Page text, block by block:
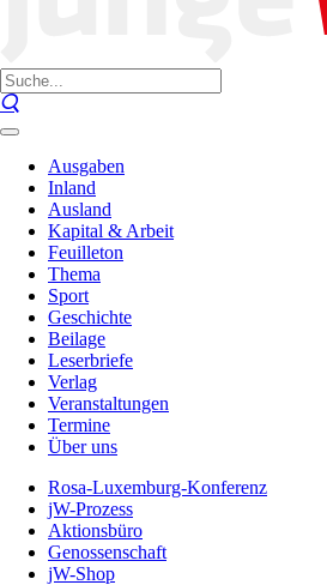
Ausgaben
Inland
Ausland
Kapital & Arbeit
Feuilleton
Thema
Sport
Geschichte
Beilage
Leserbriefe
Verlag
Veranstaltungen
Termine
Über uns
Rosa-Luxemburg-Konferenz
jW-Prozess
Aktionsbüro
Genossenschaft
jW-Shop